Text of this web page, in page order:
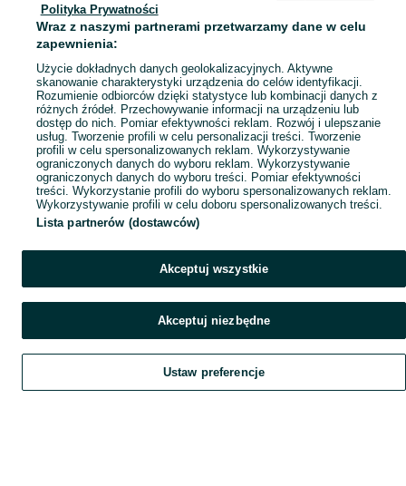
Mapa miejscowości
Mapa ministron
Popularne wyszukiwania
Szukaj Obserwujesz Dodaj Czat Konto
Polityka Prywatności
Wraz z naszymi partnerami przetwarzamy dane w celu
zapewnienia:
Użycie dokładnych danych geolokalizacyjnych. Aktywne
skanowanie charakterystyki urządzenia do celów identyfikacji.
Rozumienie odbiorców dzięki statystyce lub kombinacji danych z
różnych źródeł. Przechowywanie informacji na urządzeniu lub
dostęp do nich. Pomiar efektywności reklam. Rozwój i ulepszanie
usług. Tworzenie profili w celu personalizacji treści. Tworzenie
profili w celu spersonalizowanych reklam. Wykorzystywanie
ograniczonych danych do wyboru reklam. Wykorzystywanie
ograniczonych danych do wyboru treści. Pomiar efektywności
treści. Wykorzystanie profili do wyboru spersonalizowanych reklam.
Wykorzystywanie profili w celu doboru spersonalizowanych treści.
Lista partnerów (dostawców)
Akceptuj wszystkie
Akceptuj niezbędne
Ustaw preferencje